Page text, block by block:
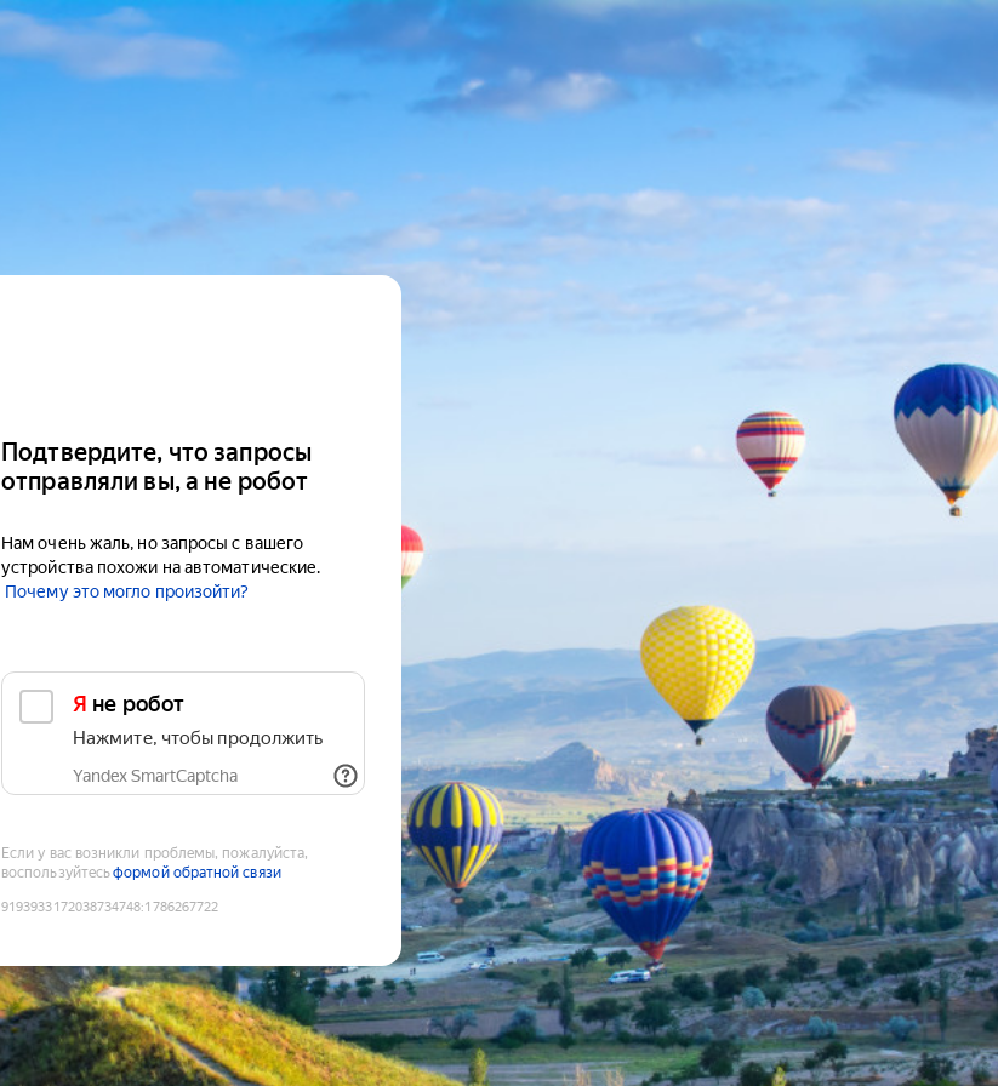
Подтвердите, что запросы
отправляли вы, а не робот
Нам очень жаль, но запросы с вашего
устройства похожи на автоматические.
Почему это могло произойти?
Я не робот
Нажмите, чтобы продолжить
Yandex SmartCaptcha
Если у вас возникли проблемы, пожалуйста,
воспользуйтесьформой обратной связи
9193933172038734748:1786267722